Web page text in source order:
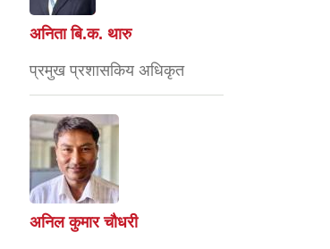
अनिता बि.क. थारु
प्रमुख प्रशासकिय अधिकृत
अनिल कुमार चौधरी